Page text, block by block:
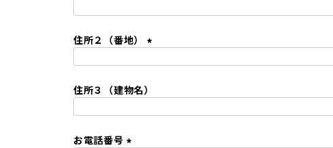
住所２（番地）
須
住所３（建物名）
お電話番号